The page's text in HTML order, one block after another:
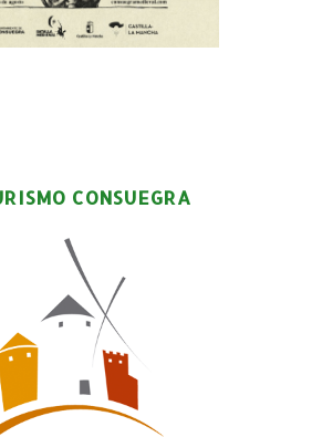
CONSUEGRA